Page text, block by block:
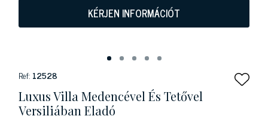
KÉRJEN INFORMÁCIÓT
Ref: 12528
Luxus Villa Medencével És Tetővel
Versiliában Eladó